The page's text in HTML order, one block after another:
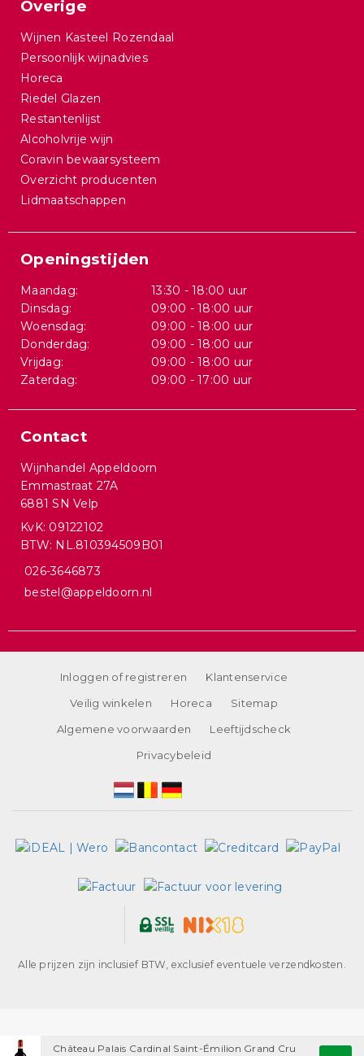
Château Palais Cardinal Saint-Émilion Grand Cru
Overige
Wijnen Kasteel Rozendaal
Persoonlijk wijnadvies
Horeca
Riedel Glazen
Restantenlijst
Alcoholvrije wijn
Coravin bewaarsysteem
Overzicht producenten
Lidmaatschappen
Openingstijden
Maandag:
13:30 - 18:00 uur
Dinsdag:
09:00 - 18:00 uur
Woensdag:
09:00 - 18:00 uur
Donderdag:
09:00 - 18:00 uur
Vrijdag:
09:00 - 18:00 uur
Zaterdag:
09:00 - 17:00 uur
Contact
Wijnhandel Appeldoorn
Emmastraat 27A
6881 SN Velp
KvK: 09122102
BTW: NL.810394509B01
026-3646873
bestel@appeldoorn.nl
Inloggen of registreren
Klantenservice
Veilig winkelen
Horeca
Sitemap
Algemene voorwaarden
Leeftijdscheck
Privacybeleid
Alle prijzen zijn inclusief BTW, exclusief eventuele verzendkosten.